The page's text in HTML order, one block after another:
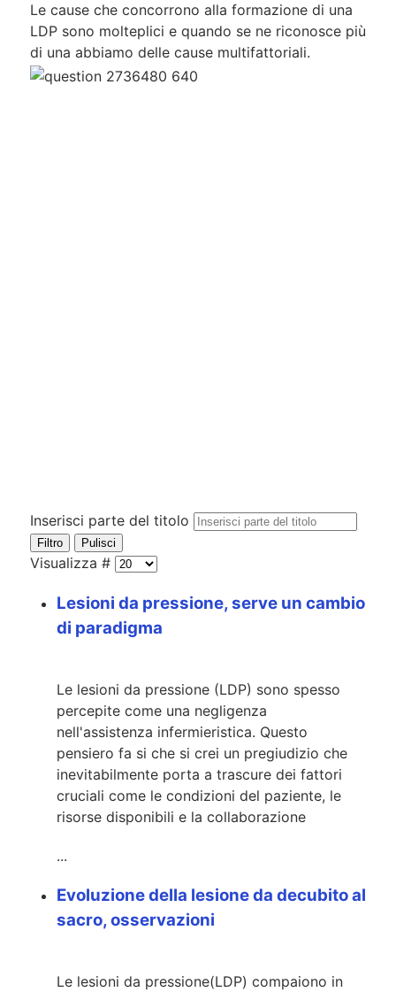
Le cause che concorrono alla formazione di una
LDP sono molteplici e quando se ne riconosce più
di una abbiamo delle cause multifattoriali.
Inserisci parte del titolo
Filtro Pulisci
Visualizza #
Lesioni da pressione, serve un cambio
di paradigma
Le lesioni da pressione (LDP) sono spesso
percepite come una negligenza
nell'assistenza infermieristica. Questo
pensiero fa si che si crei un pregiudizio che
inevitabilmente porta a trascure dei fattori
cruciali come le condizioni del paziente, le
risorse disponibili e la collaborazione
...
Evoluzione della lesione da decubito al
sacro, osservazioni
Le lesioni da pressione(LDP) compaiono in